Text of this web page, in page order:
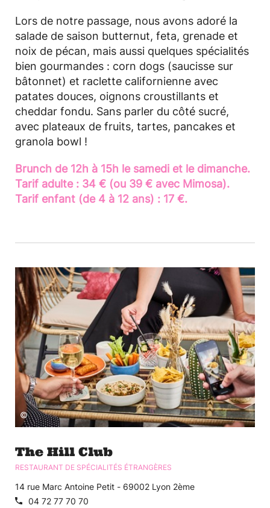
Lors de notre passage, nous avons adoré la
salade de saison butternut, feta, grenade et
noix de pécan, mais aussi quelques spécialités
bien gourmandes : corn dogs (saucisse sur
bâtonnet) et raclette californienne avec
patates douces, oignons croustillants et
cheddar fondu. Sans parler du côté sucré,
avec plateaux de fruits, tartes, pancakes et
granola bowl !
Brunch de 12h à 15h le samedi et le dimanche.
Tarif adulte : 34 € (ou 39 € avec Mimosa).
Tarif enfant (de 4 à 12 ans) : 17 €.
©
The Hill Club
RESTAURANT DE SPÉCIALITÉS ÉTRANGÈRES
14 rue Marc Antoine Petit - 69002 Lyon 2ème
04 72 77 70 70